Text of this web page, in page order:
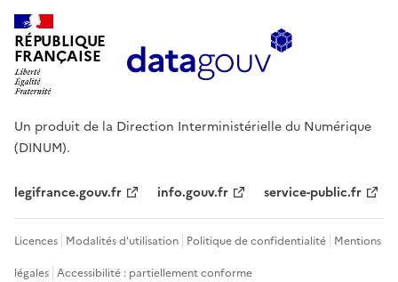
RÉPUBLIQUE
FRANÇAISE
Un produit de la Direction Interministérielle du Numérique
(DINUM).
legifrance.gouv.fr info.gouv.fr service-public.fr
Licences Modalités d'utilisation Politique de confidentialité Mentions
légales Accessibilité : partiellement conforme